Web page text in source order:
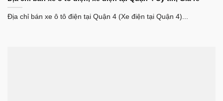
Địa chỉ bán xe ô tô điện tại Quận 4 (Xe điện tại Quận 4)...